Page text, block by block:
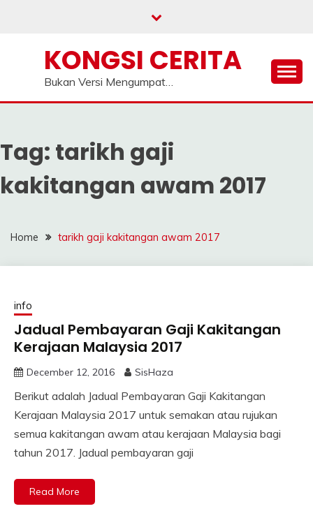
KONGSI CERITA
Bukan Versi Mengumpat…
Tag: tarikh gaji
kakitangan awam 2017
Home tarikh gaji kakitangan awam 2017
info
Jadual Pembayaran Gaji Kakitangan
Kerajaan Malaysia 2017
December 12, 2016 SisHaza
Berikut adalah Jadual Pembayaran Gaji Kakitangan
Kerajaan Malaysia 2017 untuk semakan atau rujukan
semua kakitangan awam atau kerajaan Malaysia bagi
tahun 2017. Jadual pembayaran gaji
Read More